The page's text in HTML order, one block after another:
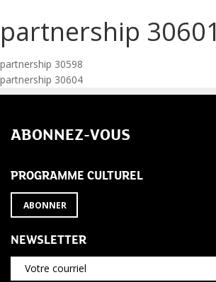
partnership 30601
Navigation
de
l’article
partnership 30598
partnership 30604
ABONNEZ-VOUS
PROGRAMME CULTUREL
ABONNER
NEWSLETTER
Votre courriel